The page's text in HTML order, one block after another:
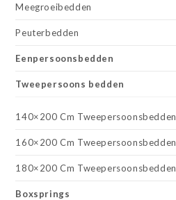
Meegroeibedden
Peuterbedden
Eenpersoonsbedden
Tweepersoons bedden
140×200 Cm Tweepersoonsbedden
160×200 Cm Tweepersoonsbedden
180×200 Cm Tweepersoonsbedden
Boxsprings